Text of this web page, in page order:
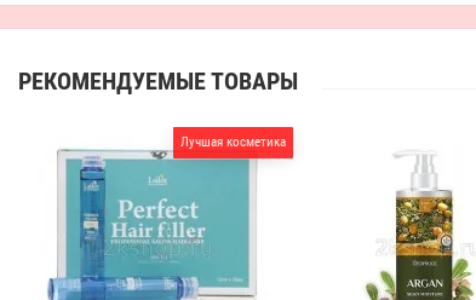
РЕКОМЕНДУЕМЫЕ ТОВАРЫ
Лучшая косметика